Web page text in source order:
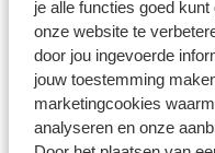
je alle functies goed
onze website te
door jou ingevoerde
jouw toestemming
marketingcookies
analyseren en onze
niet goed
hard. Zwembad
Kwamen ze na 17u
Dan gaan wij er ook
de kamer was ook
niet goed
hard. Zwembad
Kwamen ze na 17u
Dan gaan wij er ook
meer